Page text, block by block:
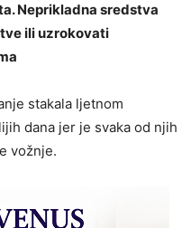
Neprikladna sredstva
ili uzrokovati
stakala ljetnom
dana jer je svaka od njih
vožnje.